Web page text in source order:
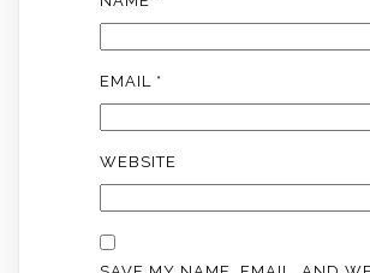
EMAIL *
WEBSITE